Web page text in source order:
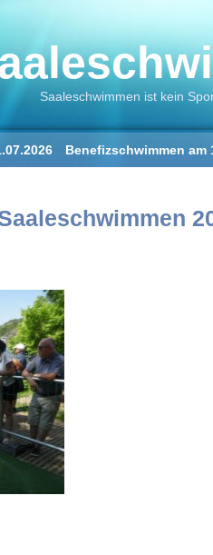
Saaleschwimmen ist kein
Benefizschwimmen am